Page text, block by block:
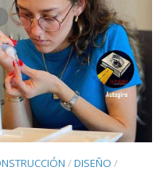
/DISEÑO /